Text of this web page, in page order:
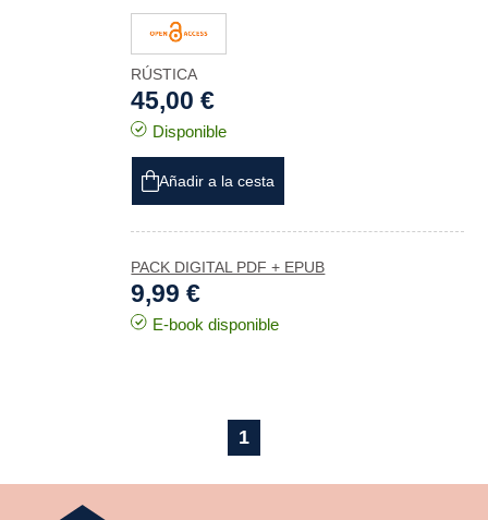
RÚSTICA
45,00 €
Disponible
Añadir a la cesta
PACK DIGITAL PDF + EPUB
9,99 €
E-book disponible
1